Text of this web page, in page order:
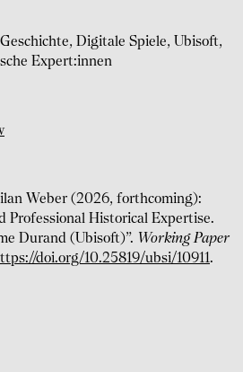
Digitale Spiele, Ubisoft,
Expert:innen
Weber (2026, forthcoming):
Professional Historical Expertise.
Durand (Ubisoft)”. Working Paper
doi.org/10.25819/ubsi/10911.